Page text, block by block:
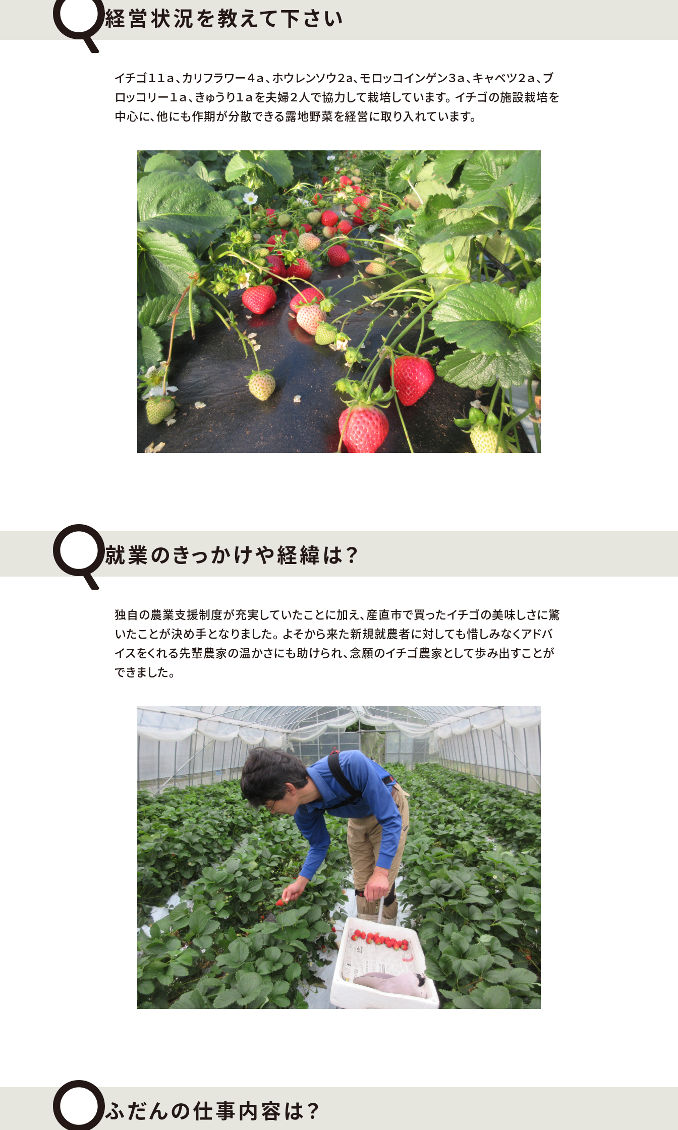
経営状況を教えて下さい
イチゴ１１ａ、カリフラワー４ａ、ホウレンソウ２a、モロッコインゲン３ａ、キャベツ２ａ、ブ
ロッコリー１ａ、きゅうり１ａを夫婦２人で協力して栽培しています。 イチゴの施設栽培を
中心に、他にも作期が分散できる露地野菜を経営に取り入れています。
就業のきっかけや経緯は？
独自の農業支援制度が充実していたことに加え、産直市で買ったイチゴの美味しさに驚
いたことが決め手となりました。 よそから来た新規就農者に対しても惜しみなくアドバ
イスをくれる先輩農家の温かさにも助けられ、念願のイチゴ農家として歩み出すことが
できました。
ふだんの仕事内容は？